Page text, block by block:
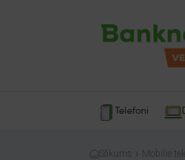
Telefoni
Sākums Mobilie